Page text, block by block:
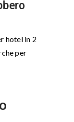
hotel in 2
per